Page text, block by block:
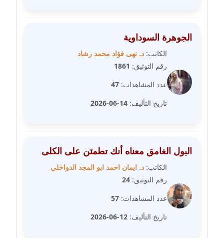
مدونة علي الفشني
عاملة
مدونة عماد مصباح
مدونة غادة زهران
عاملة
مدونة غادة سيد
الجوهرة السوداوية
الكاتب: د. نهى فؤاد محمد رشاد
رقم التوثيق: 1861
عدد المشاهدات: 47
تاريخ التأليف: 14-06-2026
البول الغامق معناه أنك تطمئن على الكلى
الكاتب: د. ايمان احمد ابو المجد الدواخلي
رقم التوثيق: 24
عدد المشاهدات: 57
تاريخ التأليف: 12-06-2026